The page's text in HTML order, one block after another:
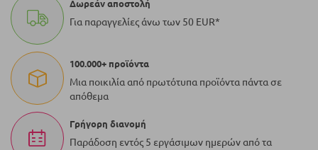
Δωρεάν αποστολή
Για παραγγελίες άνω των 50 EUR*
100.000+ προϊόντα
Μια ποικιλία από πρωτότυπα προϊόντα πάντα σε
απόθεμα
Γρήγορη διανομή
Παράδοση εντός 5 εργάσιμων ημερών από τα